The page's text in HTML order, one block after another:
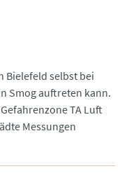
Bielefeld selbst bei
Smog auftreten kann.
TA Luft
Messungen